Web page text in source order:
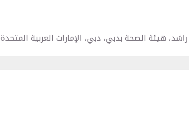
هيئة الصحة بدبي، دبي، الإمارات العربية المتحدة